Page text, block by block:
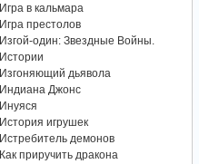
Игра в кальмара
Игра престолов
Изгой-один: Звездные Войны.
Истории
Изгоняющий дьявола
Индиана Джонс
Инуяся
История игрушек
Истребитель демонов
Как приручить дракона